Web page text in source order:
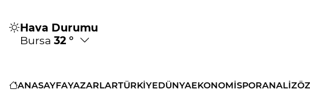
Hava Durumu
Bursa 32 °
ANASAYFAYAZARLARTÜRKİYEDÜNYAEKONOMİSPORANALİZ